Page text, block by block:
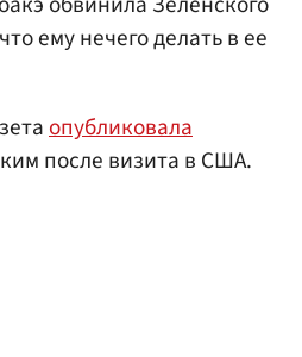
ему нечего делать в ее
опубликовала
после визита в США.